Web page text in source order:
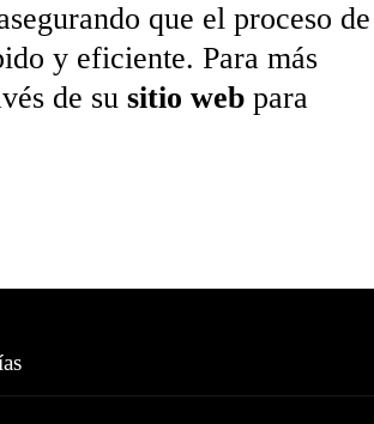
que el proceso de
y eficiente. Para más
de su sitio web para